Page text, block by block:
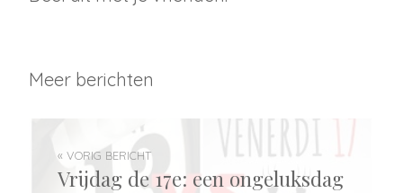
Meer berichten
« VORIG BERICHT
Vrijdag de 17e: een ongeluksdag